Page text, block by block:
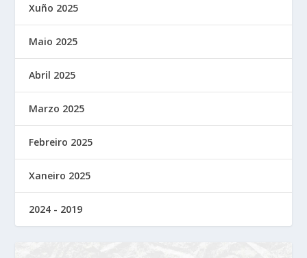
Xuño 2025
Maio 2025
Abril 2025
Marzo 2025
Febreiro 2025
Xaneiro 2025
2024 - 2019